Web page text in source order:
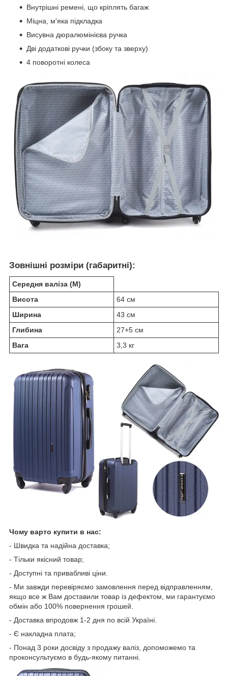
Внутрішні ремені, що кріплять багаж
Міцна, м'яка підкладка
Висувна дюралюмінієва ручка
Дві додаткові ручки (збоку та зверху)
4 поворотні колеса
Зовнішні розміри (габаритні):
Середня валіза (M)
Висота
64 см
Ширина
43 см
Глибина
27+5 см
Вага
3,3 кг
Чому варто купити в нас:
- Швидка та надійна доставка;
- Тільки якісний товар;
- Доступні та привабливі ціни.
- Ми завжди перевіряємо замовлення перед відправленням,
якщо все ж Вам доставили товар із дефектом, ми гарантуємо
обмін або 100% повернення грошей.
- Доставка впродовж 1-2 дня по всій Україні.
- Є накладна плата;
- Понад 3 роки досвіду з продажу валіз, допоможемо та
проконсультуємо в будь-якому питанні.